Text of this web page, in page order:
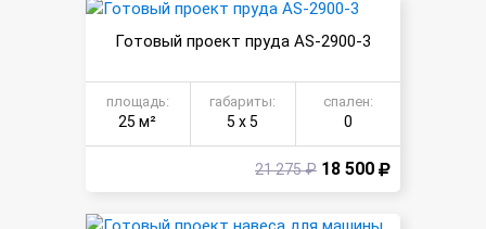
Готовый проект пруда AS-2900-3
площадь:
25 м²
габариты:
5 х 5
спален:
0
21 275 ₽ 18 500